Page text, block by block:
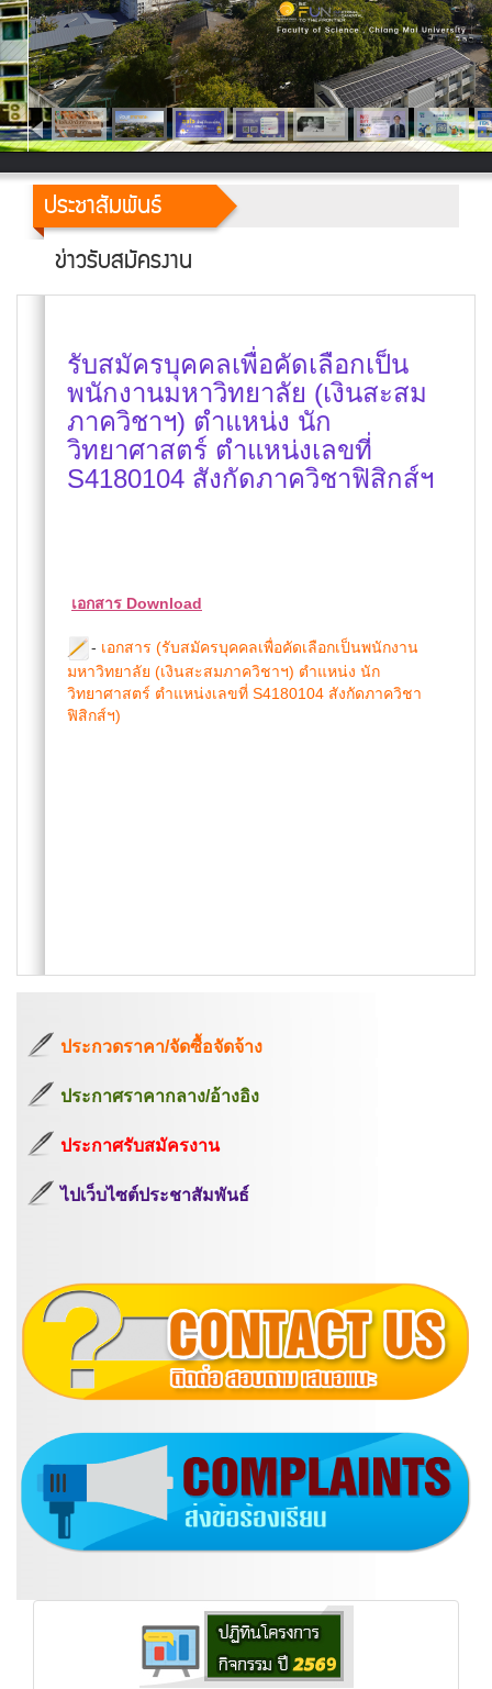
ประชาสัมพันธ์
ข่าวรับสมัครงาน
รับสมัครบุคคลเพื่อคัดเลือกเป็น
พนักงานมหาวิทยาลัย (เงินสะสม
ภาควิชาฯ) ตำแหน่ง นัก
วิทยาศาสตร์ ตำแหน่งเลขที่
S4180104 สังกัดภาควิชาฟิสิกส์ฯ
เอกสาร Download
- เอกสาร (รับสมัครบุคคลเพื่อคัดเลือกเป็นพนักงาน
มหาวิทยาลัย (เงินสะสมภาควิชาฯ) ตำแหน่ง นัก
วิทยาศาสตร์ ตำแหน่งเลขที่ S4180104 สังกัดภาควิชา
ฟิสิกส์ฯ)
ประกวดราคา/จัดซื้อจัดจ้าง
ประกาศราคากลาง/อ้างอิง
ประกาศรับสมัครงาน
ไปเว็บไซต์ประชาสัมพันธ์